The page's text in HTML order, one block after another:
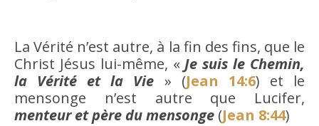
La Vérité n’est autre, à la fin des fins, que le
Christ Jésus lui-même, « Je suis le Chemin,
la Vérité et la Vie » (Jean 14:6) et le
mensonge n’est autre que Lucifer,
menteur et père du mensonge (Jean 8:44)